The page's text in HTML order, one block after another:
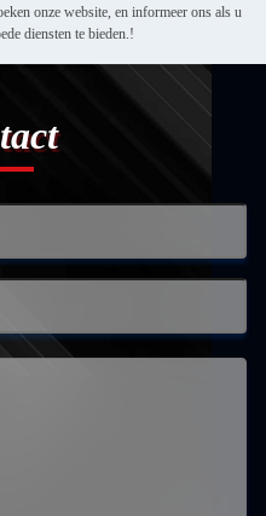
onze website, en informeer ons als u
diensten te bieden.!